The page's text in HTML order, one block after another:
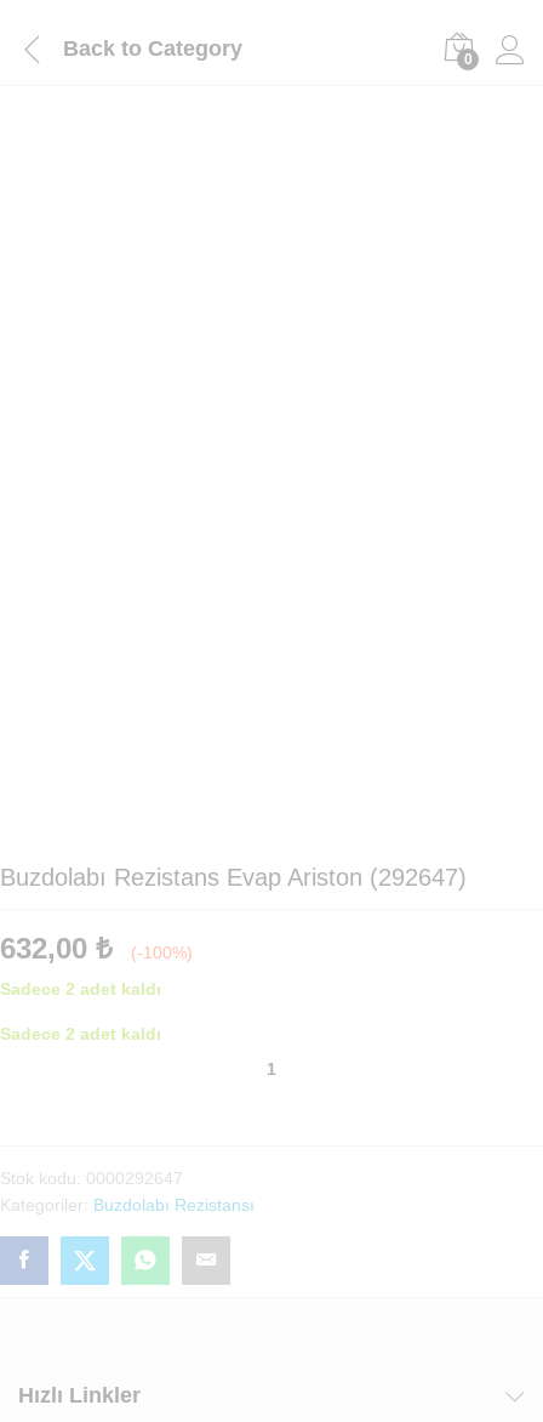
Back to Category 0
Buzdolabı Rezistans Evap Ariston (292647)
632,00 ₺
(-100%)
Sadece 2 adet kaldı
Sadece 2 adet kaldı
Stok kodu: 0000292647
Kategoriler: Buzdolabı Rezistansı
Hızlı Linkler